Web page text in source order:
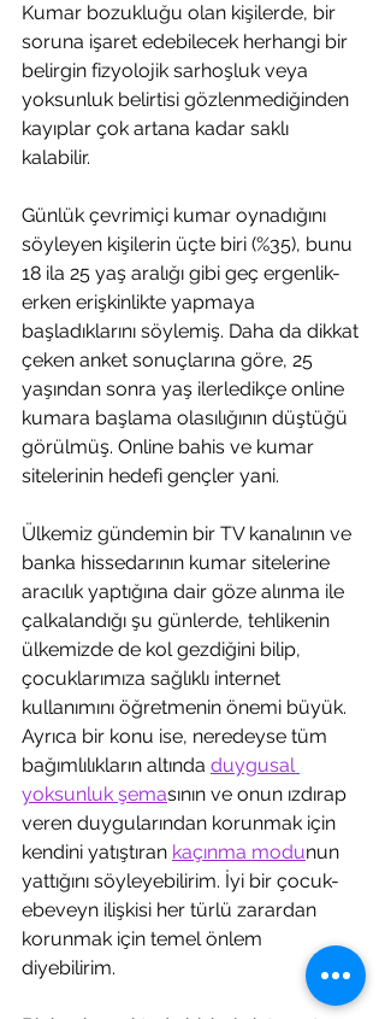
Kumar bozukluğu olan kişilerde, bir
soruna işaret edebilecek herhangi bir
belirgin fizyolojik sarhoşluk veya
yoksunluk belirtisi gözlenmediğinden
kayıplar çok artana kadar saklı
kalabilir.
Günlük çevrimiçi kumar oynadığını
söyleyen kişilerin üçte biri (%35), bunu
18 ila 25 yaş aralığı gibi geç ergenlik-
erken erişkinlikte yapmaya
başladıklarını söylemiş. Daha da dikkat
çeken anket sonuçlarına göre, 25
yaşından sonra yaş ilerledikçe online
kumara başlama olasılığının düştüğü
görülmüş. Online bahis ve kumar
sitelerinin hedefi gençler yani.
Ülkemiz gündemin bir TV kanalının ve
banka hissedarının kumar sitelerine
aracılık yaptığına dair göze alınma ile
çalkalandığı şu günlerde, tehlikenin
ülkemizde de kol gezdiğini bilip,
çocuklarımıza sağlıklı internet
kullanımını öğretmenin önemi büyük.
Ayrıca bir konu ise, neredeyse tüm
bağımlılıkların altında duygusal
yoksunluk şemasının ve onun ızdırap
veren duygularından korunmak için
kendini yatıştıran kaçınma modunun
yattığını söyleyebilirim. İyi bir çocuk-
ebeveyn ilişkisi her türlü zarardan
korunmak için temel önlem
diyebilirim.